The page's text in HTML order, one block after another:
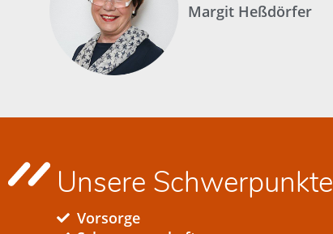
Margit Heßdörfer
Unsere Schwerpunkte
Vorsorge